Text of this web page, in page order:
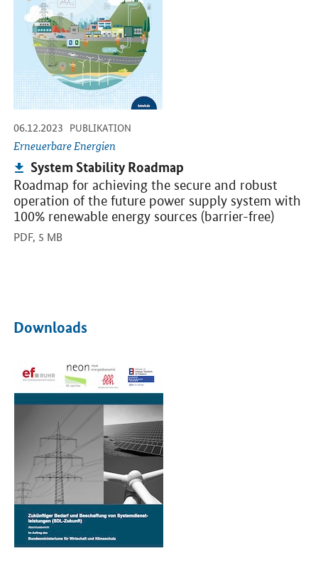
06.12.2023 -
PUBLIKATION
Erneuerbare Energien
Publikation:
System Stability Roadmap
Roadmap for achieving the secure and robust
operation of the future power supply system with
100% renewable energy sources (barrier-free)
PDF, 5 MB
Downloads
Öffnet PDF "Zukünftiger Bedarf und Beschaffung von